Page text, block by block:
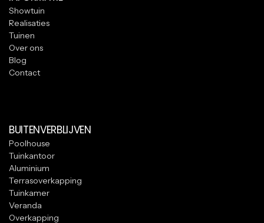
Showtuin
Realisaties
Tuinen
Over ons
Blog
Contact
BUITENVERBLIJVEN
Poolhouse
Tuinkantoor
Aluminium
Terrasoverkapping
Tuinkamer
Veranda
Overkapping